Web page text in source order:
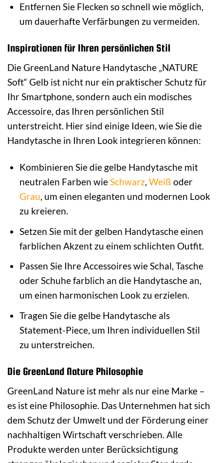
Entfernen Sie Flecken so schnell wie möglich,
um dauerhafte Verfärbungen zu vermeiden.
Inspirationen für Ihren persönlichen Stil
Die GreenLand Nature Handytasche „NATURE
Soft“ Gelb ist nicht nur ein praktischer Schutz für
Ihr Smartphone, sondern auch ein modisches
Accessoire, das Ihren persönlichen Stil
unterstreicht. Hier sind einige Ideen, wie Sie die
Handytasche in Ihren Look integrieren können:
Kombinieren Sie die gelbe Handytasche mit
neutralen Farben wieSchwarz, Weiß oder
Grau, um einen eleganten und modernen Look
zu kreieren.
Setzen Sie mit der gelben Handytasche einen
farblichen Akzent zu einem schlichten Outfit.
Passen Sie Ihre Accessoires wie Schal, Tasche
oder Schuhe farblich an die Handytasche an,
um einen harmonischen Look zu erzielen.
Tragen Sie die gelbe Handytasche als
Statement-Piece, um Ihren individuellen Stil
zu unterstreichen.
Die GreenLand Nature Philosophie
GreenLand Nature ist mehr als nur eine Marke –
es ist eine Philosophie. Das Unternehmen hat sich
dem Schutz der Umwelt und der Förderung einer
nachhaltigen Wirtschaft verschrieben. Alle
Produkte werden unter Berücksichtigung